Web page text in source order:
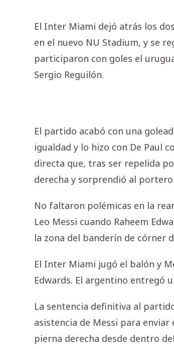
El Inter Miami dejó atrás los
en el nuevo NU Stadium, y se
participaron con goles el
Sergio Reguilón.
El partido acabó con una
igualdad y lo hizo con De Paul
directa que, tras ser repelida
derecha y sorprendió al
No faltaron polémicas en la
Leo Messi cuando Raheem
la zona del banderín de córner
El Inter Miami jugó el balón y
Edwards. El argentino entregó
La sentencia definitiva al
asistencia de Messi para
pierna derecha desde dentro